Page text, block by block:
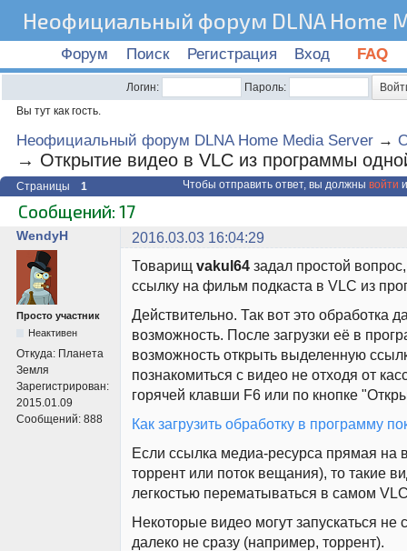
Неофициальный форум DLNA Home
Форум Поиск Регистрация Вход FAQ
Логин:
Пароль:
Вы тут как гость.
Неофициальный форум DLNA Home Media Server →
→ Открытие видео в VLC из программы
Страницы 1 Чтобы отправить ответ, вы должны войти
Сообщений: 17
WendyH 2016.03.03 16:04:29
Просто участник
Неактивен
Откуда: Планета
Земля
Зарегистрирован:
2015.01.09
Сообщений: 888
Товарищ vakul64 задал простой
ссылку на фильм подкаста в VLC из
Действительно. Так вот это обработка
возможность. После загрузки её в
возможность открыть выделенную
познакомиться с видео не отходя от
горячей клавши F6 или по кнопке
Как загрузить обработку в программу
Если ссылка медиа-ресурса прямая на
торрент или поток вещания), то такие
легкостью перематываться в самом
Некоторые видео могут запускаться не
далеко не сразу (например, торрент).